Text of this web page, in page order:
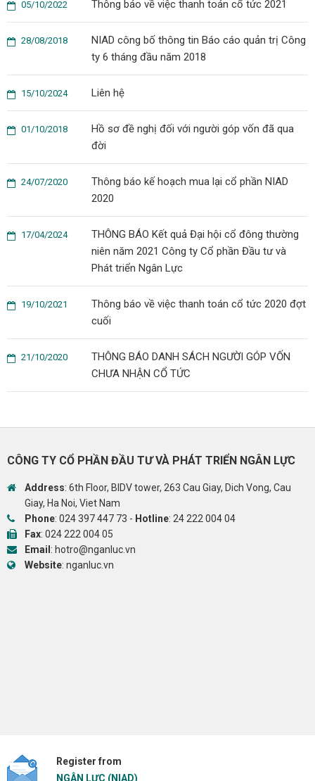
Thông báo về việc thanh toán cổ tức 2021
05/10/2022
NIAD công bố thông tin Báo cáo quản trị Công
ty 6 tháng đầu năm 2018
28/08/2018
Liên hệ
15/10/2024
Hồ sơ đề nghị đối với người góp vốn đã qua
đời
01/10/2018
Thông báo kế hoạch mua lại cổ phần NIAD
2020
24/07/2020
THÔNG BÁO Kết quả Đại hội cổ đông thường
niên năm 2021 Công ty Cổ phần Đầu tư và
Phát triển Ngân Lực
17/04/2024
Thông báo về việc thanh toán cổ tức 2020 đợt
cuối
19/10/2021
THÔNG BÁO DANH SÁCH NGƯỜI GÓP VỐN
CHƯA NHẬN CỔ TỨC
21/10/2020
CÔNG TY CỔ PHẦN ĐẦU TƯ VÀ PHÁT TRIỂN NGÂN LỰC
Address: 6th Floor, BIDV tower, 263 Cau Giay, Dich Vong, Cau
Giay, Ha Noi, Viet Nam
Phone: 024 397 447 73 - Hotline: 24 222 004 04
Fax: 024 222 004 05
Email : hotro@nganluc.vn
Website: nganluc.vn
Register from
NGÂN LỰC (NIAD)